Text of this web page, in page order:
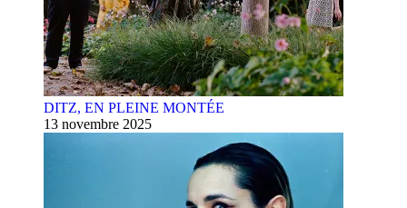
DITZ, EN PLEINE MONTÉE
13 novembre 2025